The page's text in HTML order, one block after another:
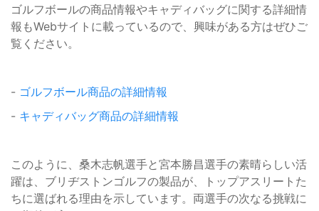
ゴルフボールの商品情報やキャディバッグに関する詳細情
報もWebサイトに載っているので、興味がある方はぜひご
覧ください。
- ゴルフボール商品の詳細情報
- キャディバッグ商品の詳細情報
このように、桑木志帆選手と宮本勝昌選手の素晴らしい活
躍は、ブリヂストンゴルフの製品が、トップアスリートた
ちに選ばれる理由を示しています。両選手の次なる挑戦に